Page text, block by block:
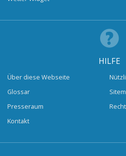
HILFE
Über diese Webseite
Glossar
Presseraum
Kontakt